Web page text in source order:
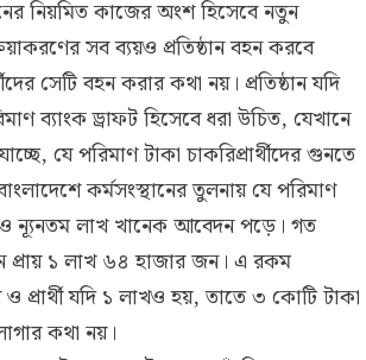
নিয়মিত কাজের অংশ হিসেবে নতুন
সব ব্যয়ও প্রতিষ্ঠান বহন করবে
সেটি বহন করার কথা নয়। প্রতিষ্ঠান যদি
ব্যাংক ড্রাফট হিসেবে ধরা উচিত, যেখানে
যে পরিমাণ টাকা চাকরিপ্রার্থীদের গুনতে
কর্মসংস্থানের তুলনায় যে পরিমাণ
ন্যূনতম লাখ খানেক আবেদন পড়ে। গত
প্রায় ১ লাখ ৬৪ হাজার জন। এ রকম
যদি ১ লাখও হয়, তাতে ৩ কোটি টাকা
কথা নয়।